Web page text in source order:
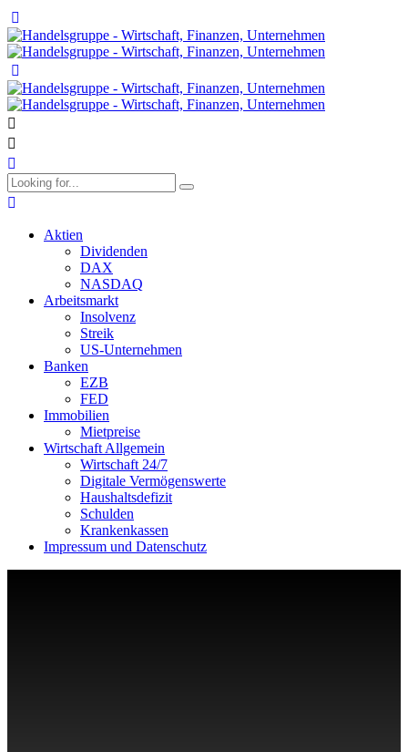
Aktien
Dividenden
DAX
NASDAQ
Arbeitsmarkt
Insolvenz
Streik
US-Unternehmen
Banken
EZB
FED
Immobilien
Mietpreise
Wirtschaft Allgemein
Wirtschaft 24/7
Digitale Vermögenswerte
Haushaltsdefizit
Schulden
Krankenkassen
Impressum und Datenschutz